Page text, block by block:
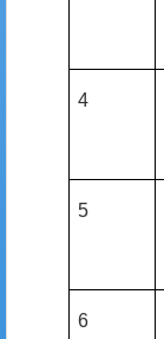
4
5
6